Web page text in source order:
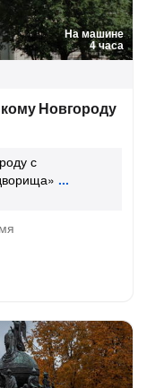
На машине
4 часа
Новгороду
с